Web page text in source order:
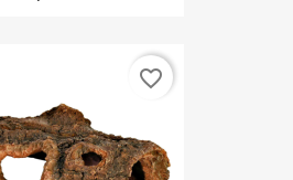
favorite_border